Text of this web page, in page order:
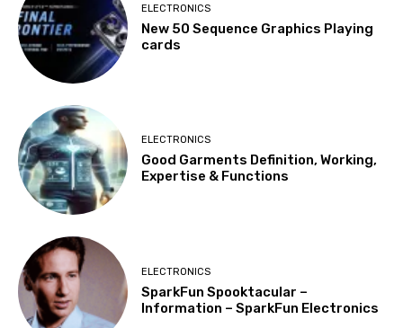
ELECTRONICS
New 50 Sequence Graphics Playing
cards
ELECTRONICS
Good Garments Definition, Working,
Expertise & Functions
ELECTRONICS
SparkFun Spooktacular –
Information – SparkFun Electronics